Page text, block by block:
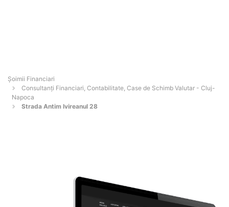
Șoimii Financiari
Consultanți Financiari, Contabilitate, Case de Schimb Valutar - Cluj-
Napoca
Strada Antim Ivireanul 28